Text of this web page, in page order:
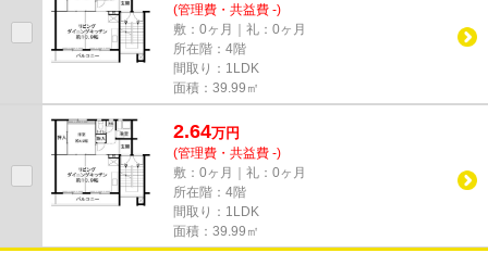
(管理費・共益費 -)
敷：0ヶ月｜礼：0ヶ月
所在階：4階
間取り：1LDK
面積：39.99㎡
2.64万円
(管理費・共益費 -)
敷：0ヶ月｜礼：0ヶ月
所在階：4階
間取り：1LDK
面積：39.99㎡